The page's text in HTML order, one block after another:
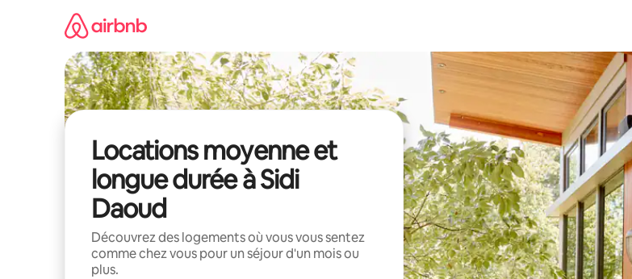
Locations moyenne et
longue durée à Sidi
Daoud
Découvrez des logements où vous vous sentez
comme chez vous pour un séjour d'un mois ou
plus.